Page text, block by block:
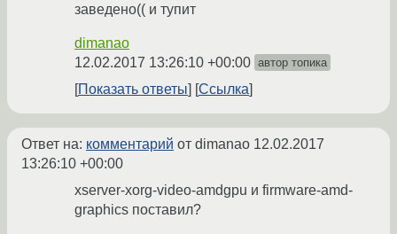
заведено(( и тупит
dimanao
12.02.2017 13:26:10 +00:00 автор топика
Показать ответы Ссылка
Ответ на: комментарий от dimanao 12.02.2017
13:26:10 +00:00
xserver-xorg-video-amdgpu и firmware-amd-
graphics поставил?